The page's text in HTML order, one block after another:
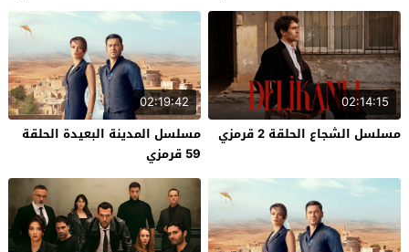
02:14:15
مسلسل الشجاع الحلقة 2 قرمزي
02:19:42
مسلسل المدينة البعيدة الحلقة
59 قرمزي